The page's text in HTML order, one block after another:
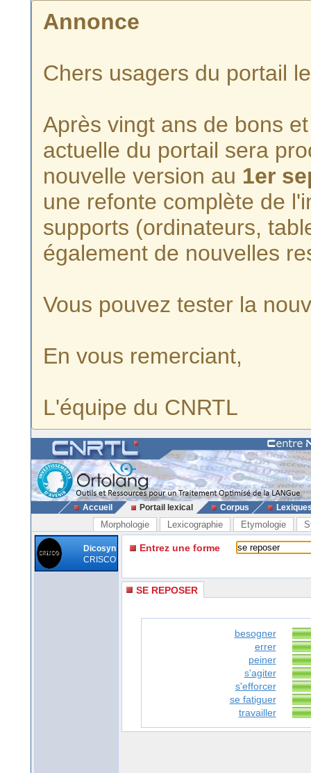
Annonce
Chers usagers du portail
Après vingt ans de bons
actuelle du portail sera
nouvelle version au 1er
une refonte complète de
supports (ordinateurs,
également de nouvelles
Vous pouvez tester la
En vous remerciant,
L'équipe du CNRTL
Accueil Portail lexical Corpus
Morphologie Lexicographie Etymologie
Dicosyn
CRISCO
Entrez une forme
SE REPOSER
besogner
errer
peiner
s'agiter
s'efforcer
se fatiguer
travailler